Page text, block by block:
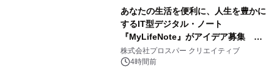
あなたの生活を便利に、人生を豊かに
するIT型デジタル・ノート
『MyLifeNote』がアイデア募集 優
秀賞100名に1年間無償試用
株式会社プロスパー クリエイティブ
4時間前